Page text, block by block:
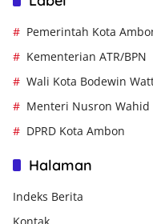
Pemerintah Kota
Kementerian ATR/BPN
Wali Kota Bodewin
Menteri Nusron Wahid
DPRD Kota Ambon
Halaman
Indeks Berita